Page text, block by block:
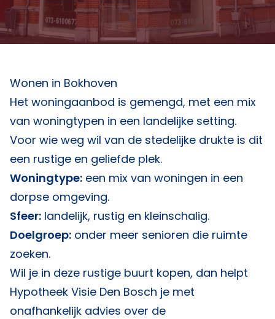
Wonen in Bokhoven
Het woningaanbod is gemengd, met een mix
van woningtypen in een landelijke setting.
Voor wie weg wil van de stedelijke drukte is dit
een rustige en geliefde plek.
Woningtype: een mix van woningen in een
dorpse omgeving.
Sfeer: landelijk, rustig en kleinschalig.
Doelgroep: onder meer senioren die ruimte
zoeken.
Wil je in deze rustige buurt kopen, dan helpt
Hypotheek Visie Den Bosch je met
onafhankelijk advies over de